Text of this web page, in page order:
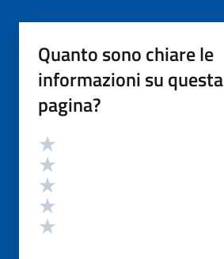
Quanto sono chiare le
informazioni su questa
pagina?
Valutazione